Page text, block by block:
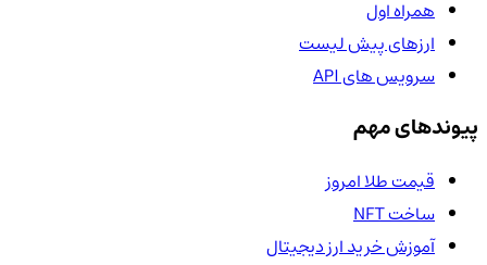
همراه اول
ارزهای پیش لیست
سرویس های API
پیوندهای مهم
قیمت طلا امروز
ساخت NFT
آموزش خرید ارز دیجیتال